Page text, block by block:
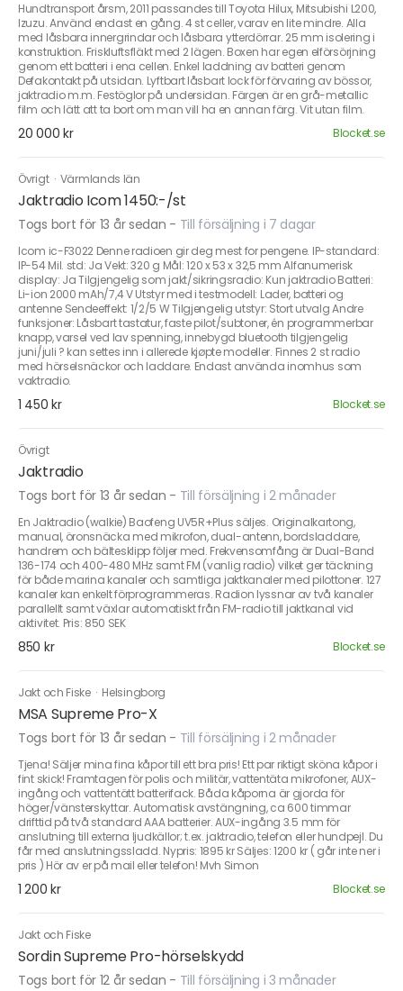
Hundtransport årsm, 2011 passandes till Toyota Hilux, Mitsubishi L200,
Izuzu. Använd endast en gång. 4 st celler, varav en lite mindre. Alla
med låsbara innergrindar och låsbara ytterdörrar. 25 mm isolering i
konstruktion. Friskluftsfläkt med 2 lägen. Boxen har egen elförsörjning
genom ett batteri i ena cellen. Enkel laddning av batteri genom
Defakontakt på utsidan. Lyftbart låsbart lock för förvaring av bössor,
jaktradio m.m. Festöglor på undersidan. Färgen är en grå-metallic
film och lätt att ta bort om man vill ha en annan färg. Vit utan film.
20 000 kr Blocket.se
Övrigt · Värmlands län
Jaktradio Icom 1450:-/st
Togs bort för 13 år sedan - Till försäljning i 7 dagar
Icom ic-F3022 Denne radioen gir deg mest for pengene. IP-standard:
IP-54 Mil. std: Ja Vekt: 320 g Mål: 120 x 53 x 32,5 mm Alfanumerisk
display: Ja Tilgjengelig som jakt/sikringsradio: Kun jaktradio Batteri:
Li-ion 2000 mAh/7,4 V Utstyr med i testmodell: Lader, batteri og
antenne Sendeeffekt: 1/2/5 W Tilgjengelig utstyr: Stort utvalg Andre
funksjoner: Låsbart tastatur, faste pilot/subtoner, én programmerbar
knapp, varsel ved lav spenning, innebygd bluetooth tilgjengelig
juni/juli ? kan settes inn i allerede kjøpte modeller. Finnes 2 st radio
med hörselsnäckor och laddare. Endast använda inomhus som
vaktradio.
1 450 kr Blocket.se
Övrigt
Jaktradio
Togs bort för 13 år sedan - Till försäljning i 2 månader
En Jaktradio (walkie) Baofeng UV5R+Plus säljes. Originalkartong,
manual, öronsnäcka med mikrofon, dual-antenn, bordsladdare,
handrem och bältesklipp följer med. Frekvensomfång är Dual-Band
136-174 och 400-480 MHz samt FM (vanlig radio) vilket ger täckning
för både marina kanaler och samtliga jaktkanaler med pilottoner. 127
kanaler kan enkelt förprogrammeras. Radion lyssnar av två kanaler
parallellt samt växlar automatiskt från FM-radio till jaktkanal vid
aktivitet. Pris: 850 SEK
850 kr Blocket.se
Jakt och Fiske · Helsingborg
MSA Supreme Pro-X
Togs bort för 13 år sedan - Till försäljning i 2 månader
Tjena! Säljer mina fina kåpor till ett bra pris! Ett par riktigt sköna kåpor i
fint skick! Framtagen för polis och militär, vattentäta mikrofoner, AUX-
ingång och vattentätt batterifack. Båda kåporna är gjorda för
höger/vänsterskyttar. Automatisk avstängning, ca 600 timmar
drifttid på två standard AAA batterier. AUX-ingång 3.5 mm för
anslutning till externa ljudkällor; t.ex. jaktradio, telefon eller hundpejl. Du
får med anslutningssladd. Nypris: 1895 kr Säljes: 1200 kr ( går inte ner i
pris ) Hör av er på mail eller telefon! Mvh Simon
1 200 kr Blocket.se
Jakt och Fiske
Sordin Supreme Pro-hörselskydd
Togs bort för 12 år sedan - Till försäljning i 3 månader